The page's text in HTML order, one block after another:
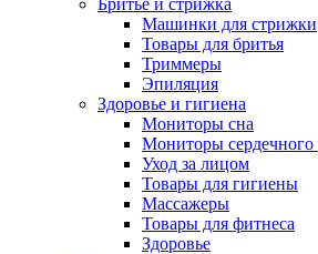
Бритьё и стрижка
Машинки для стрижки
Товары для бритья
Триммеры
Эпиляция
Здоровье и гигиена
Мониторы сна
Мониторы сердечного
Уход за лицом
Товары для гигиены
Массажеры
Товары для фитнеса
Здоровье